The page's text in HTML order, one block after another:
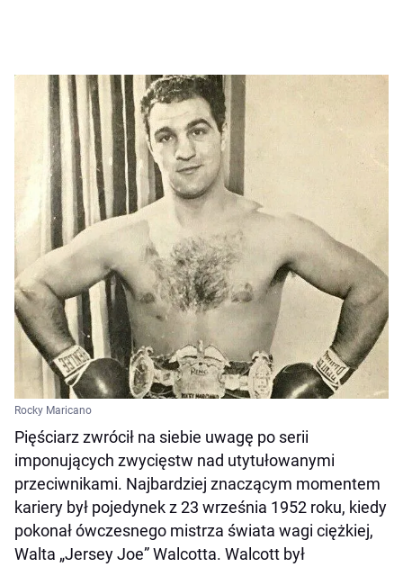
Rocky Maricano
Pięściarz zwrócił na siebie uwagę po serii
imponujących zwycięstw nad utytułowanymi
przeciwnikami. Najbardziej znaczącym momentem
kariery był pojedynek z 23 września 1952 roku, kiedy
pokonał ówczesnego mistrza świata wagi ciężkiej,
Walta „Jersey Joe” Walcotta. Walcott był